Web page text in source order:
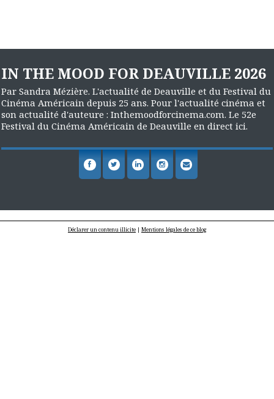
IN THE MOOD FOR DEAUVILLE 2026
Par Sandra Mézière. L'actualité de Deauville et du Festival du
Cinéma Américain depuis 25 ans. Pour l'actualité cinéma et
son actualité d'auteure : Inthemoodforcinema.com. Le 52e
Festival du Cinéma Américain de Deauville en direct ici.
Déclarer un contenu illicite | Mentions légales de ce blog